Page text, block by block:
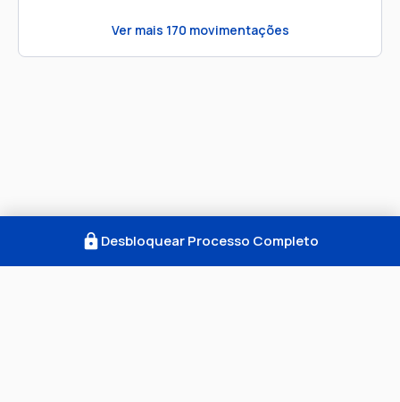
Ver mais 170 movimentações
Desbloquear Processo Completo